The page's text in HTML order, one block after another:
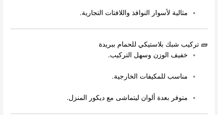
مثالية لأسوار النوافذ واللافتات التجارية.
🧱 تركيب شبك بلاستيكي للحمام ببريدة
خفيف الوزن وسهل التركيب.
مناسب للمكيفات الخارجية.
متوفر بعدة ألوان ليتماشى مع ديكور المنزل.